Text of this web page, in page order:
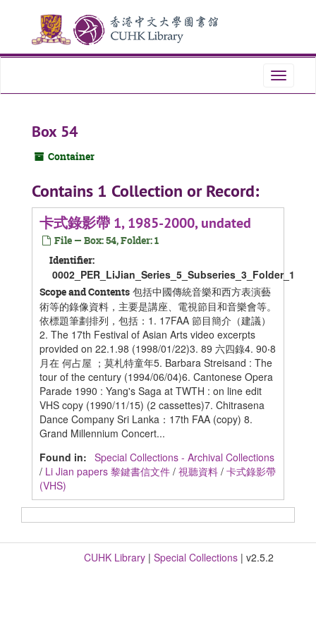
content
Toggle
Box 54
Container
Contains 1 Collection or Record:
卡式錄影帶 1, 1985-2000, undated
File — Box: 54, Folder: 1
Identifier:
0002_PER_LiJian_Series_5_Subseries_3_Folder_1
Scope and Contents 包括中國傳統音樂和西方表演藝
術等的錄像資料，主要是講座、電視節目和音樂會等。
依標題筆劃排列，包括：1. 17FAA 節目簡介（建議）
2. The 17th Festival of Asian Arts video excerpts
provided on 22.1.98 (1998/01/22)3. 89 六四錄4. 90‧8
月在 何占屋 ；莫札特童年5. Barbara Streisand : The
tour of the century (1994/06/04)6. Cantonese Opera
Parade 1990 : Yang's Saga at TWTH : on line edit
VHS copy (1990/11/15) (2 cassettes)7. Chitrasena
Dance Company Sri Lanka：17th FAA (copy) 8.
Grand Millennium Concert...
Found in: Special Collections - Archival Collections
/ Li Jian papers 黎鍵書信文件 / 視聽資料 / 卡式錄影帶
(VHS)
CUHK Library | Special Collections | v2.5.2